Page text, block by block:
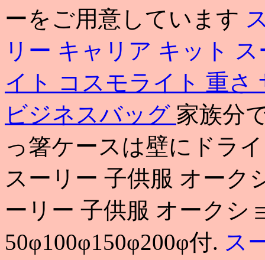
ーをご用意しています
リー キャリア キット
イト コスモライト 重さ
ビジネスバッグ 家族分
っ箸ケースは壁にドラ
スーリー 子供服 オーク
ーリー 子供服 オークシ
50φ100φ150φ200φ付. ス